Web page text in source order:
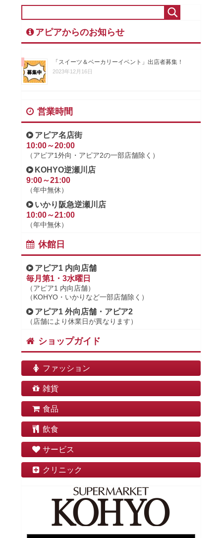
アピアからのお知らせ
「スイーツ＆ベーカリーイベント」出店者募集！
2023年12月16日
営業時間
アピア名店街
10:00～20:00
（アピア1外向・アピア2の一部店舗除く）
KOHYO逆瀬川店
9:00～21:00
（年中無休）
いかり阪急逆瀬川店
10:00～21:00
（年中無休）
休館日
アピア1 内向店舗
毎月第1・3水曜日
（アピア1 内向店舗）
（KOHYO・いかりなど一部店舗除く）
アピア1 外向店舗・アピア2
（店舗により休業日が異なります）
ショップガイド
ファッション
雑貨
食品
飲食
サービス
クリニック